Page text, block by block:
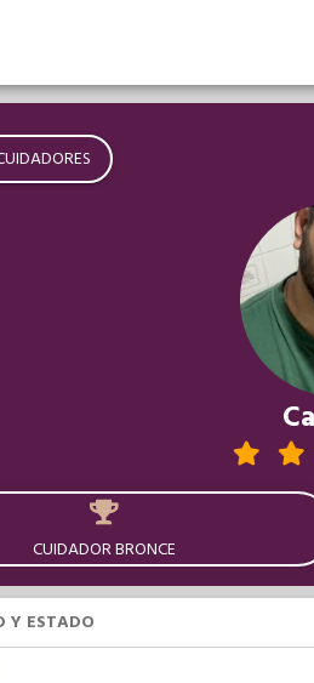
CUIDADOR BRONCE
Y ESTADO